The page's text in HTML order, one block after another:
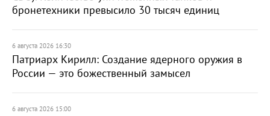
бронетехники превысило 30 тысяч единиц
6 августа 2026 16:30
Патриарх Кирилл: Создание ядерного оружия в
России — это божественный замысел
6 августа 2026 15:00